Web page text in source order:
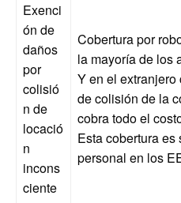
Exenci
ón de
daños
por
colisió
n de
locació
n
incons
ciente
Cobertura por
la mayoría de los
Y en el
de colisión de la
cobra todo el
Esta cobertura
personal en los